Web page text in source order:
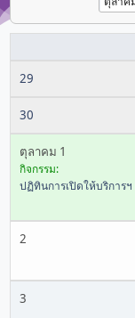
29
30
ตุลาคม 1
กิจกรรม:
ปฏิทินการเปิดให้บริการ
2
3